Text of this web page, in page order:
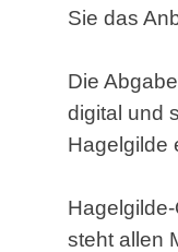
Sie das
Die
digital und
Hagelgilde
steht allen